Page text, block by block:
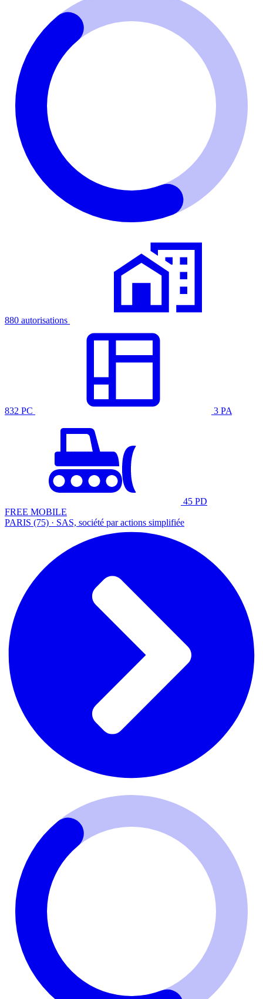
880 autorisations
832 PC 3 PA
45 PD
FREE MOBILE
PARIS (75) · SAS, société par actions simplifiée